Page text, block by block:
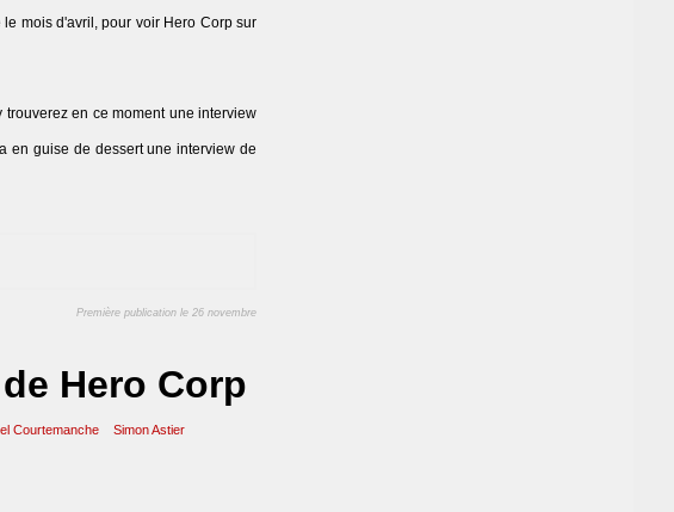
mois d'avril, pour voir Hero Corp sur
trouverez en ce moment une interview
en guise de dessert une interview de
Première publication le 26 novembre
Hero Corp
Courtemanche Simon Astier